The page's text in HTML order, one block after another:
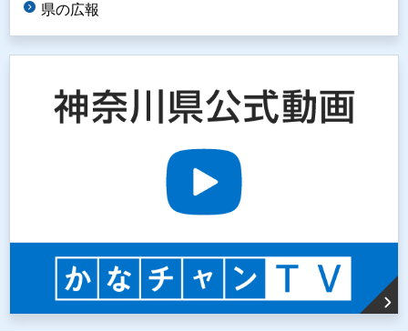
県の広報